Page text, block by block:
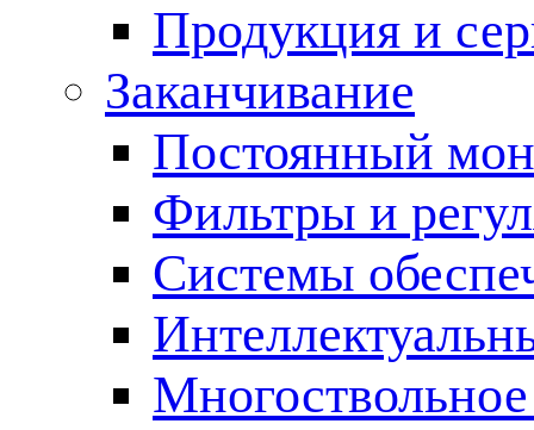
Продукция и
Заканчивание
Постоянный
Фильтры и
Cистемы